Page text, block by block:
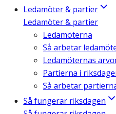
Ledamöter & partier
Ledamöter & partier
Ledamöterna
Så arbetar
Ledamöternas
Partierna i
Så arbetar
Så fungerar riksdagen